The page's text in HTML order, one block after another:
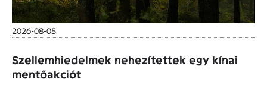
2026-08-05
Szellemhiedelmek nehezítettek egy kínai
mentőakciót